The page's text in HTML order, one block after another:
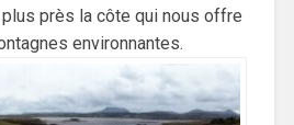
près la côte qui nous offre
environnantes.